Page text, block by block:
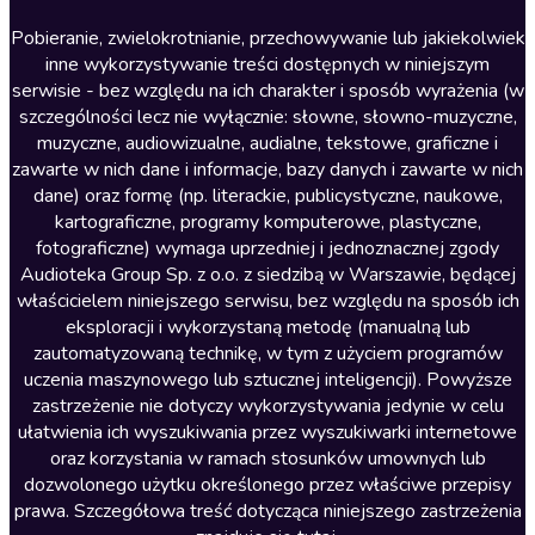
Literatura anglojęzyczna
Literatura faktu
Literatura obyczajowa
Literatura piękna obca
Literatura piękna polska
Nagrania relaksacyjne
Nauka języków
Nauki humanistyczne
Podcasty i audycje
Polityka
Prasa
Religia
Romans
Pobieranie, zwielokrotnianie, przechowywanie lub jakiekolwiek
inne wykorzystywanie treści dostępnych w niniejszym
serwisie - bez względu na ich charakter i sposób wyrażenia (w
szczególności lecz nie wyłącznie: słowne, słowno-muzyczne,
muzyczne, audiowizualne, audialne, tekstowe, graficzne i
zawarte w nich dane i informacje, bazy danych i zawarte w nich
dane) oraz formę (np. literackie, publicystyczne, naukowe,
kartograficzne, programy komputerowe, plastyczne,
fotograficzne) wymaga uprzedniej i jednoznacznej zgody
Audioteka Group Sp. z o.o. z siedzibą w Warszawie, będącej
właścicielem niniejszego serwisu, bez względu na sposób ich
eksploracji i wykorzystaną metodę (manualną lub
zautomatyzowaną technikę, w tym z użyciem programów
uczenia maszynowego lub sztucznej inteligencji). Powyższe
zastrzeżenie nie dotyczy wykorzystywania jedynie w celu
ułatwienia ich wyszukiwania przez wyszukiwarki internetowe
oraz korzystania w ramach stosunków umownych lub
dozwolonego użytku określonego przez właściwe przepisy
prawa. Szczegółowa treść dotycząca niniejszego zastrzeżenia